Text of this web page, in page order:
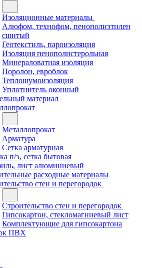
Изоляционные материалы
Алюфом, технофом, пенополиэтилен
сшитый
Геотекстиль, пароизоляция
Изоляция пенополистерольная
Минераловатная изоляция
Поролон, евроблок
Теплошумоизоляция
Уплотнитель оконный
материал
Металлопрокат
Арматура
Сетка арматурная
п/э, сетка бытовая
лист алюминиевый
расходные материалы
стен и перегородок
Строительство стен и перегородок
Гипсокартон, стекломагниевый лист
Комплектующие для гипсокартона
ПВХ